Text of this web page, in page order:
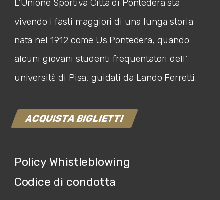
L’Unione Sportiva Città di Pontedera sta
vivendo i fasti maggiori di una lunga storia
nata nel 1912 come Us Pontedera, quando
alcuni giovani studenti frequentatori dell’
università di Pisa, guidati da Lando Ferretti.
ACQUISTA BIGLIETTI
Policy Whistleblowing
Codice di condotta